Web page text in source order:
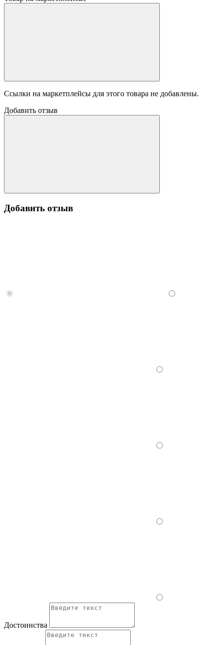
Ссылки на маркетплейсы для этого товара не добавлены.
Добавить отзыв
Добавить отзыв
Достоинства